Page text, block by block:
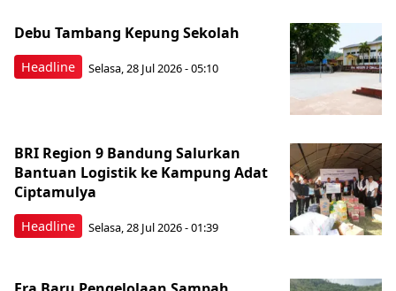
Headline
Debu Tambang Kepung Sekolah
Selasa, 28 Jul 2026 - 05:10
Headline
BRI Region 9 Bandung Salurkan
Bantuan Logistik ke Kampung Adat
Ciptamulya
Selasa, 28 Jul 2026 - 01:39